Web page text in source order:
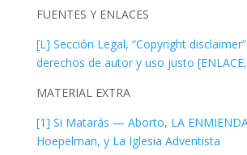
FUENTES Y ENLACES
[L] Sección Legal, “Copyright
derechos de autor y uso justo
MATERIAL EXTRA
[1] Si Matarás — Aborto, LA
Hoepelman, y La Iglesia Adventista